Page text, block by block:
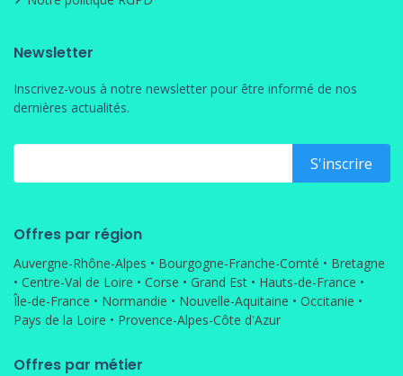
Newsletter
Inscrivez-vous à notre newsletter pour être informé de nos
dernières actualités.
Offres par région
Auvergne-Rhône-Alpes • Bourgogne-Franche-Comté • Bretagne
• Centre-Val de Loire • Corse • Grand Est • Hauts-de-France •
Île-de-France • Normandie • Nouvelle-Aquitaine • Occitanie •
Pays de la Loire • Provence-Alpes-Côte d'Azur
Offres par métier